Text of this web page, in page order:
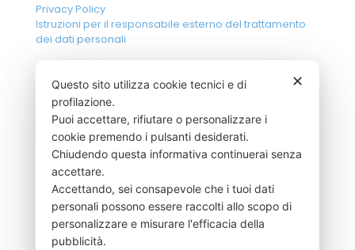
Privacy Policy
Istruzioni per il responsabile esterno del trattamento
dei dati personali
CERTIFICAZIONE
Azienda con sistema di gestione
controllo qualità
Certificato UNI EN ISO 9001-2015
✕
Questo sito utilizza cookie tecnici e di
profilazione.
Puoi accettare, rifiutare o personalizzare i
cookie premendo i pulsanti desiderati.
Chiudendo questa informativa continuerai senza
accettare.
Accettando, sei consapevole che i tuoi dati
personali possono essere raccolti allo scopo di
personalizzare e misurare l'efficacia della
pubblicità.